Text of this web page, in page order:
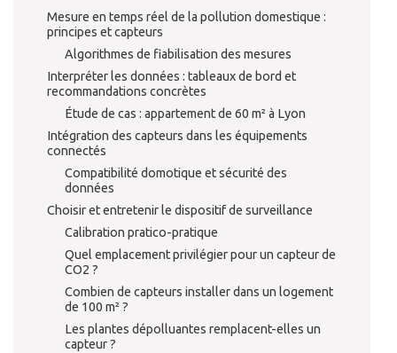
Mesure en temps réel de la pollution domestique :
principes et capteurs
Algorithmes de fiabilisation des mesures
Interpréter les données : tableaux de bord et
recommandations concrètes
Étude de cas : appartement de 60 m² à Lyon
Intégration des capteurs dans les équipements
connectés
Compatibilité domotique et sécurité des
données
Choisir et entretenir le dispositif de surveillance
Calibration pratico-pratique
Quel emplacement privilégier pour un capteur de
CO2 ?
Combien de capteurs installer dans un logement
de 100 m² ?
Les plantes dépolluantes remplacent-elles un
capteur ?